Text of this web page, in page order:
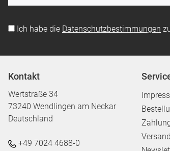
Ich habe die Datenschutzbestimmungen
Kontakt
Wertstraße 34
73240 Wendlingen am Neckar
Deutschland
+49 7024 4688-0